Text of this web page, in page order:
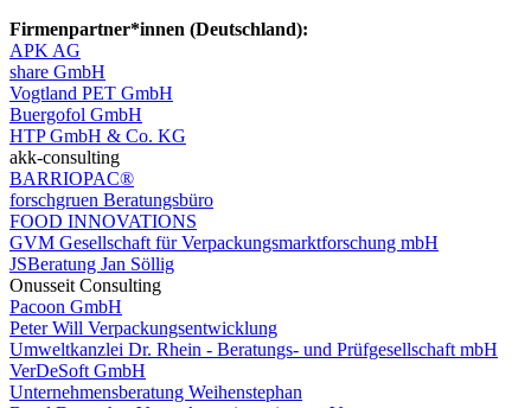
Firmenpartner*innen (Deutschland):
APK AG
share GmbH
Vogtland PET GmbH
Buergofol GmbH
HTP GmbH & Co. KG
akk‐consulting
BARRIOPAC®
forschgruen Beratungsbüro
FOOD INNOVATIONS
GVM Gesellschaft für Verpackungsmarktforschung mbH
JSBeratung Jan Söllig
Onusseit Consulting
Pacoon GmbH
Peter Will Verpackungsentwicklung
Umweltkanzlei Dr. Rhein ‐ Beratungs‐ und Prüfgesellschaft mbH
VerDeSoft GmbH
Unternehmensberatung Weihenstephan